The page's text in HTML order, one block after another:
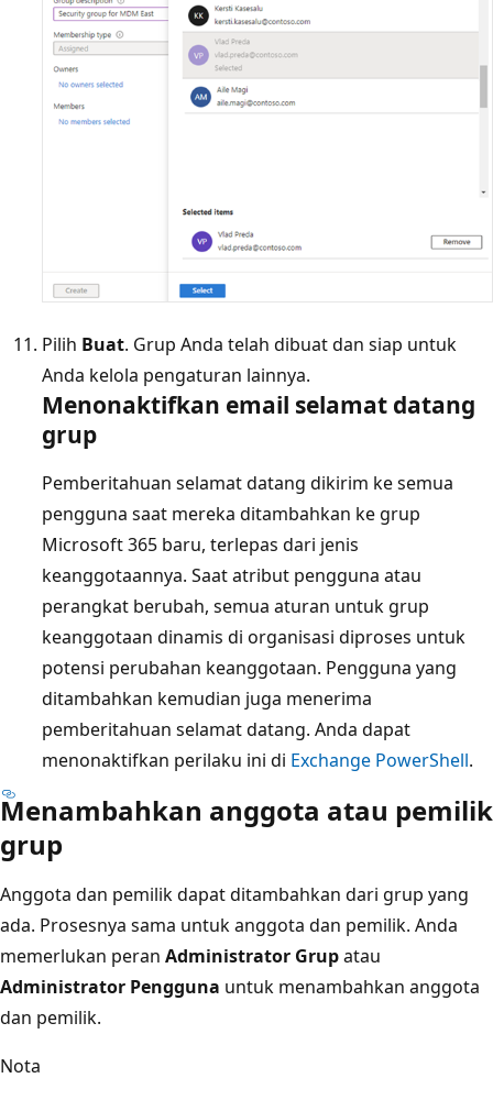
Pilih Buat. Grup Anda telah dibuat dan siap untuk
Anda kelola pengaturan lainnya.
Menonaktifkan email selamat datang
grup
Pemberitahuan selamat datang dikirim ke semua
pengguna saat mereka ditambahkan ke grup
Microsoft 365 baru, terlepas dari jenis
keanggotaannya. Saat atribut pengguna atau
perangkat berubah, semua aturan untuk grup
keanggotaan dinamis di organisasi diproses untuk
potensi perubahan keanggotaan. Pengguna yang
ditambahkan kemudian juga menerima
pemberitahuan selamat datang. Anda dapat
menonaktifkan perilaku ini di Exchange PowerShell.
Menambahkan anggota atau pemilik
grup
Anggota dan pemilik dapat ditambahkan dari grup yang
ada. Prosesnya sama untuk anggota dan pemilik. Anda
memerlukan peran Administrator Grupatau
Administrator Pengguna untuk menambahkan anggota
dan pemilik.
Nota